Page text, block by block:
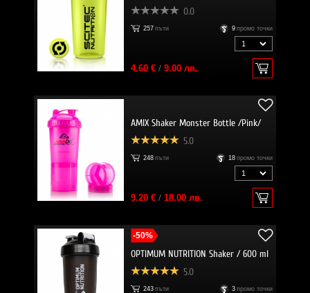
0.0
257 пъти 9 промо точки
4.60 €/ 9.00 лв.
AMIX Shaker Monster Bottle /Pink/
5.0
248 пъти 18 промо точки
9.20 €/ 18.00 лв.
-50%
OPTIMUM NUTRITION Shaker / 600 ml
5.0
243 пъти 3 промо точки